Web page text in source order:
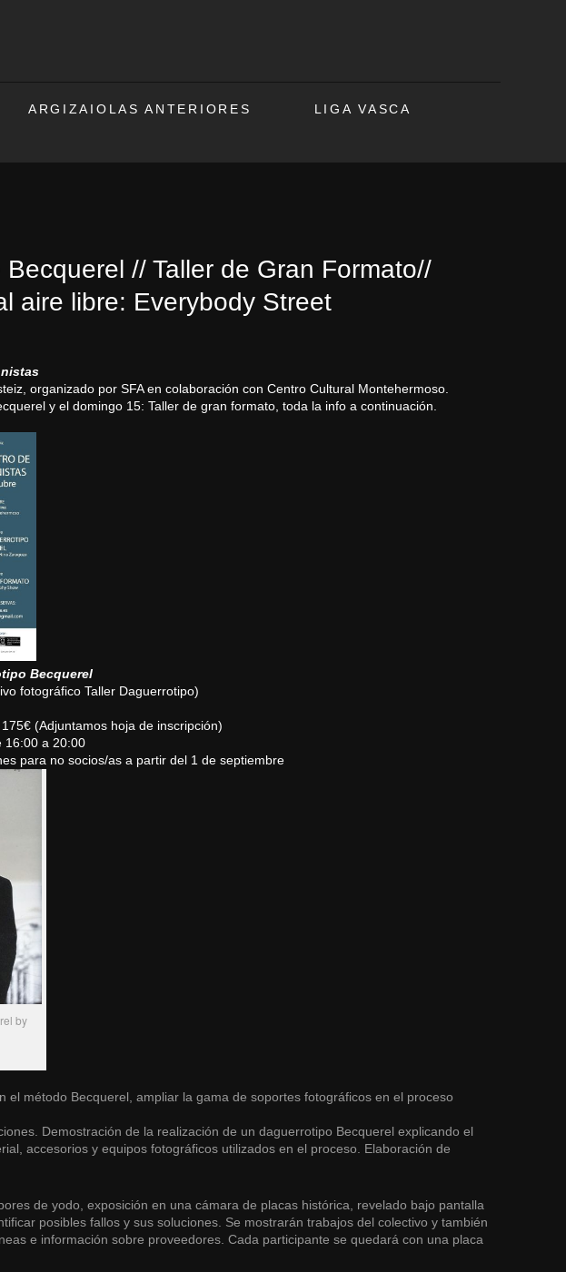
ARGIZAIOLAS ANTERIORES
LIGA VASCA
// Taller de Gran Formato//
aire libre: Everybody Street
organizado por SFA en colaboración con Centro Cultural Montehermoso.
y el domingo 15: Taller de gran formato, toda la info a continuación.
Becquerel
fotográfico Taller Daguerrotipo)
(Adjuntamos hoja de inscripción)
16:00 a 20:00
para no socios/as a partir del 1 de septiembre
by
el método Becquerel, ampliar la gama de soportes fotográficos en el proceso
Demostración de la realización de un daguerrotipo Becquerel explicando el
accesorios y equipos fotográficos utilizados en el proceso. Elaboración de
de yodo, exposición en una cámara de placas histórica, revelado bajo pantalla
posibles fallos y sus soluciones. Se mostrarán trabajos del colectivo y también
e información sobre proveedores. Cada participante se quedará con una placa